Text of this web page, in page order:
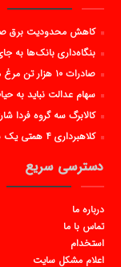
کاهش محدودیت برق
بنگاه‌داری بانک‌ها به
صادرات ۱۰ هزار تن مرغ معادل ۱.۵ روز تولید کشور است
سهام عدالت نباید به
کالابرگ سه گروه فردا
کلاهبرداری ۴ همتی یک شرکت مهاجرتی؛ ۳۰۰ شاکی تاکنون
دسترسی سریع
درباره ما
تماس با ما
استخدام
اعلام مشکل سایت